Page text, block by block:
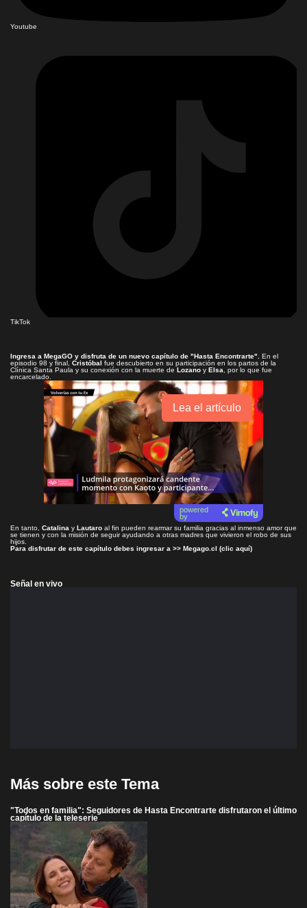
Youtube
TikTok
Ingresa a MegaGO y disfruta de un nuevo capítulo de "Hasta Encontrarte"
En el
episodio 98 y final, Cristóbal fue descubierto en su participación en los partos de la
Clínica Santa Paula y su conexión con la muerte de Lozano y Elsa , por lo que fue
encarcelado.
Lea el artículo
powered
by
En tanto, Catalina y Lautaro al fin pueden rearmar su familia gracias al inmenso amor que
se tienen y con la misión de seguir ayudando a otras madres que vivieron el robo de sus
hijos.
Para disfrutar de este capítulo debes ingresar a >> Megago.cl (clic aquí)
Señal en vivo
Más sobre este Tema
"Todos en familia": Seguidores de Hasta Encontrarte disfrutaron el último
capítulo de la teleserie